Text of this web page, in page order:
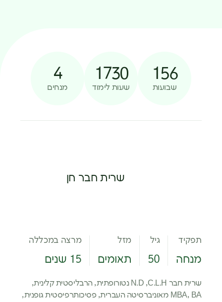
156
שבועות
1730
שעות לימוד
4
מנחים
שרית חבר חן
תפקיד
מנחה
גיל
50
מזל
תאומים
מרצה במכללה
15 שנים
שרית חבר N.D ,C.L.H נטורופתית, הרבליסטית קלינית,
MBA, BA מאוניברסיטה העברית, פסיכותרפיסטית גופנית,